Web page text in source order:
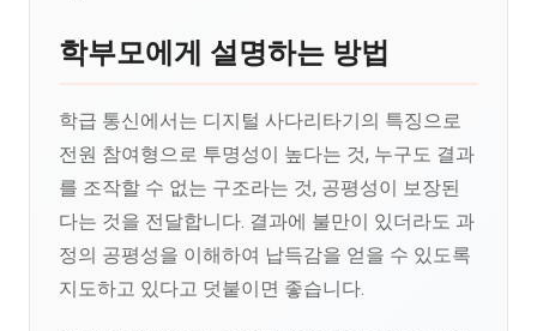
학부모에게 설명하는 방법
학급 통신에서는 디지털 사다리타기의 특징으로
전원 참여형으로 투명성이 높다는 것, 누구도 결과
를 조작할 수 없는 구조라는 것, 공평성이 보장된
다는 것을 전달합니다. 결과에 불만이 있더라도 과
정의 공평성을 이해하여 납득감을 얻을 수 있도록
지도하고 있다고 덧붙이면 좋습니다.